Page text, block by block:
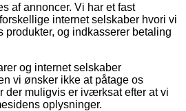
af annoncer. Vi har et fast
internet selskaber hvori vi
produkter, og indkasserer betaling
og internet selskaber
vi ønsker ikke at påtage os
der muligvis er iværksat efter at vi
oplysninger.